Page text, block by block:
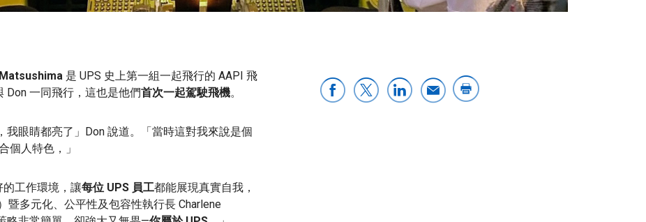
是 UPS 史上第一組一起飛行的 AAPI 飛
Don 一同飛行，這也是他們首次一起駕駛飛機。
我眼睛都亮了」Don 說道。「當時這對我來說是個
個人特色，」
的工作環境，讓每位 UPS 員工都能展現真實自我，
暨多元化、公平性及包容性執行長 Charlene